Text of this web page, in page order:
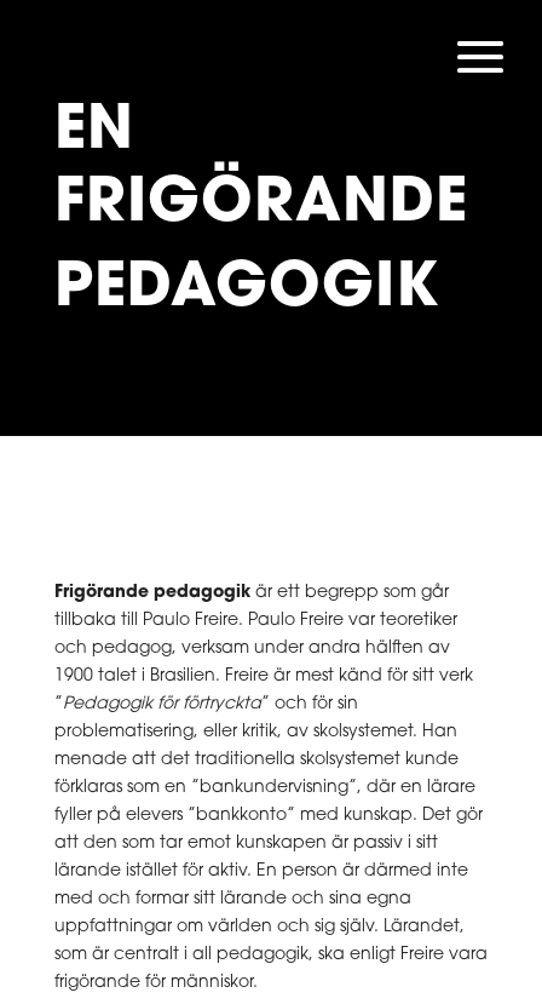
EN
FRIGÖRANDE
PEDAGOGIK
Frigörande pedagogikär ett begrepp som går
tillbaka till Paulo Freire. Paulo Freire var teoretiker
och pedagog, verksam under andra hälften av
1900 talet i Brasilien. Freire är mest känd för sitt verk
” Pedagogik för förtryckta” och för sin
problematisering, eller kritik, av skolsystemet. Han
menade att det traditionella skolsystemet kunde
förklaras som en ”bankundervisning”, där en lärare
fyller på elevers ”bankkonto” med kunskap. Det gör
att den som tar emot kunskapen är passiv i sitt
lärande istället för aktiv. En person är därmed inte
med och formar sitt lärande och sina egna
uppfattningar om världen och sig själv. Lärandet,
som är centralt i all pedagogik, ska enligt Freire vara
frigörande för människor.